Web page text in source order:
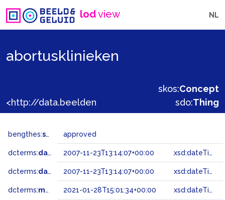
lodview NL
abortusklinieken
skos:Concept
sdo:Thing
bengthes:status approved
dcterms:dateAccepted 2007-11-23T13:14:07+00:00 xsd:dateTime
dcterms:dateSubmitted 2007-11-23T13:14:07+00:00 xsd:dateTime
dcterms:modified 2021-01-28T15:01:34+00:00 xsd:dateTime